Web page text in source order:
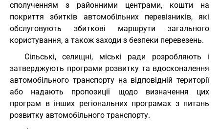
сполученням з районними центрами, кошти на
покриття збитків автомобільних перевізників, які
обслуговують збиткові маршрути загального
користування, а також заходи з безпеки перевезень.
Сільські, селищні, міські ради розробляють і
затверджують програми розвитку та вдосконалення
автомобільного транспорту на відповідній території
або надають пропозиції щодо визначення цих
програм в інших регіональних програмах з питань
розвитку автомобільного транспорту.